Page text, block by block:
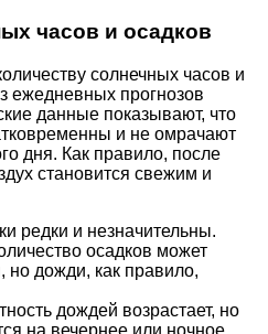
часов и осадков
солнечных часов и
ежедневных прогнозов
данные показывают, что
и не омрачают
дня. Как правило, после
становится свежим и
редки и незначительны.
осадков может
но дожди, как правило,
дождей возрастает, но
на вечернее или ночное